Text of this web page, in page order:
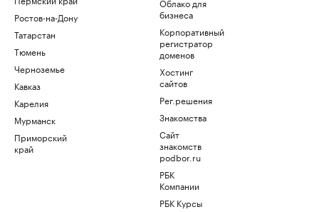
Ростов-на-Дону
Татарстан
Тюмень
Черноземье
Кавказ
Карелия
Мурманск
Приморский
край
бизнеса
Корпоративный
регистратор
доменов
Хостинг
сайтов
Рег.решения
Знакомства
Сайт
знакомств
podbor.ru
РБК
Компании
РБК Курсы